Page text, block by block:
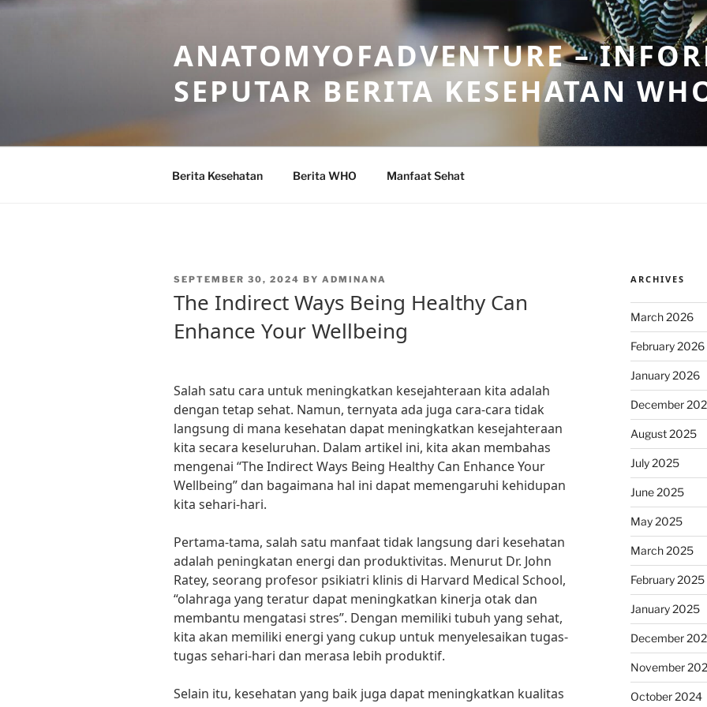
Skip
ANATOMYOFADVENTURE –
SEPUTAR BERITA KESEHATAN
Berita Kesehatan Berita WHO Manfaat Sehat
POSTED
SEPTEMBER 30, 2024 BY ADMINANA
The Indirect Ways Being Healthy Can
Enhance Your Wellbeing
Salah satu cara untuk meningkatkan kesejahteraan kita adalah
dengan tetap sehat. Namun, ternyata ada juga cara-cara tidak
langsung di mana kesehatan dapat meningkatkan kesejahteraan
kita secara keseluruhan. Dalam artikel ini, kita akan membahas
mengenai “The Indirect Ways Being Healthy Can Enhance Your
Wellbeing” dan bagaimana hal ini dapat memengaruhi kehidupan
kita sehari-hari.
Pertama-tama, salah satu manfaat tidak langsung dari kesehatan
adalah peningkatan energi dan produktivitas. Menurut Dr. John
Ratey, seorang profesor psikiatri klinis di Harvard Medical School,
“olahraga yang teratur dapat meningkatkan kinerja otak dan
membantu mengatasi stres”. Dengan memiliki tubuh yang sehat,
kita akan memiliki energi yang cukup untuk menyelesaikan tugas-
tugas sehari-hari dan merasa lebih produktif.
Selain itu, kesehatan yang baik juga dapat meningkatkan kualitas
ARCHIVES
March 2026
February 2026
January 2026
December
August 2025
July 2025
June 2025
May 2025
March 2025
February 2025
January 2025
December
November
October 2024